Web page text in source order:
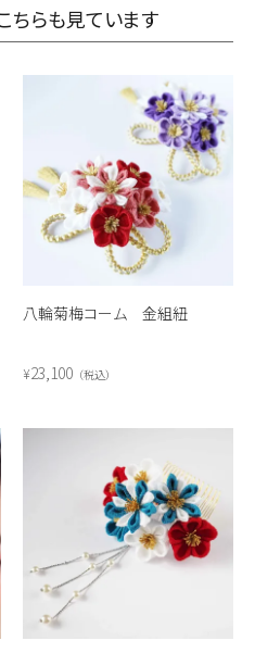
ちらも見ています
八輪菊梅コーム 金組紐
¥23,100 税込